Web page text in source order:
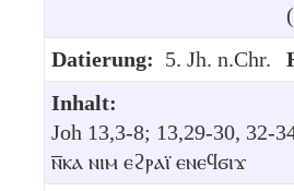
Datierung: 5. Jh. n.Chr.
Inhalt:
Joh 13,3-8; 13,29-30, 32-
ⲛ︦ⲕⲁ ⲛⲓⲙ ⲉϩⲣⲁⲓ̈ ⲉⲛⲉϥϭⲓϫ